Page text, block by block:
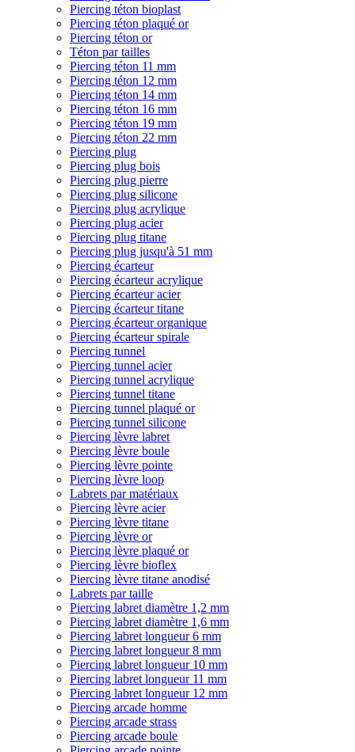
Piercing téton bioplast
Piercing téton plaqué or
Piercing téton or
Téton par tailles
Piercing téton 11 mm
Piercing téton 12 mm
Piercing téton 14 mm
Piercing téton 16 mm
Piercing téton 19 mm
Piercing téton 22 mm
Piercing plug
Piercing plug bois
Piercing plug pierre
Piercing plug silicone
Piercing plug acrylique
Piercing plug acier
Piercing plug titane
Piercing plug jusqu'à 51 mm
Piercing écarteur
Piercing écarteur acrylique
Piercing écarteur acier
Piercing écarteur titane
Piercing écarteur organique
Piercing écarteur spirale
Piercing tunnel
Piercing tunnel acier
Piercing tunnel acrylique
Piercing tunnel titane
Piercing tunnel plaqué or
Piercing tunnel silicone
Piercing lèvre labret
Piercing lèvre boule
Piercing lèvre pointe
Piercing lèvre loop
Labrets par matériaux
Piercing lèvre acier
Piercing lèvre titane
Piercing lèvre or
Piercing lèvre plaqué or
Piercing lèvre bioflex
Piercing lèvre titane anodisé
Labrets par taille
Piercing labret diamètre 1,2 mm
Piercing labret diamètre 1,6 mm
Piercing labret longueur 6 mm
Piercing labret longueur 8 mm
Piercing labret longueur 10 mm
Piercing labret longueur 11 mm
Piercing labret longueur 12 mm
Piercing arcade homme
Piercing arcade strass
Piercing arcade boule